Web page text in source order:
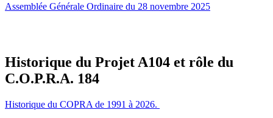
Assemblée Générale Ordinaire du 28 novembre 2025
Historique du Projet A104 et rôle du
C.O.P.R.A. 184
Historique du COPRA de 1991 à 2026.